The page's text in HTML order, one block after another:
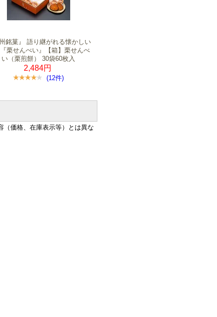
州銘菓』 語り継がれる懐かしい
栗せんべい』【箱】栗せんべ
い（栗煎餅） 30袋60枚入
2,484円
(12件)
価格、在庫表示等）とは異な